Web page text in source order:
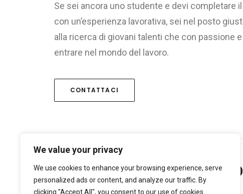
We value your privacy
We use cookies to enhance your browsing experience, serve
personalized ads or content, and analyze our traffic. By
clicking "Accept All", you consent to our use of cookies.
Se sei ancora uno studente e devi completare
con un’esperienza lavorativa, sei nel posto
alla ricerca di giovani talenti che con passione
entrare nel mondo del lavoro.
CONTATTACI